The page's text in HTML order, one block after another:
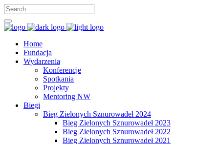
Home
Fundacja
Wydarzenia
Konferencje
Spotkania
Projekty
Mentoring NW
Biegi
Bieg Zielonych Sznurowadeł 2024
Bieg Zielonych Sznurowadeł 2023
Bieg Zielonych Sznurowadeł 2022
Bieg Zielonych Sznurowadeł 2021